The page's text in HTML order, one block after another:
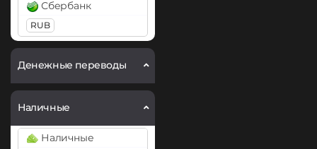
Сбербанк
RUB
Денежные переводы
Наличные
Наличные